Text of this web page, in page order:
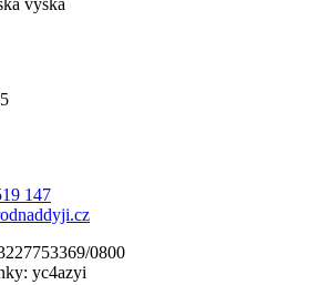
výška
147
0800
yc4azyi